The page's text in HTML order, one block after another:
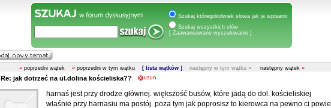
Szukaj któregokolwiek słowa jak je wpisano
Szukaj wszystkich słów
[ Zaawansowane wyszukiwanie ]
«poprzedni wątek «poprzedni w tym wątku [ lista wątków ] następny w tym wątku » następny wątek »
Re: jak dotrzeć na ul.dolina kościeliska??
harnaś jest przy drodze głównej. większość busów, które jadą do dol. kościeliskiej
wlaśnie przy harnasiu ma postój. poza tym jak poprosisz to kierowca na pewno ci powie